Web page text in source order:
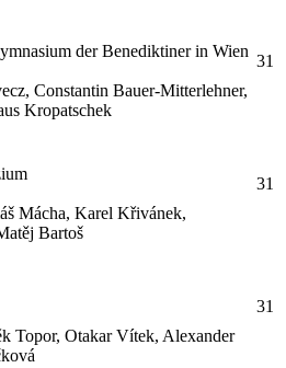
der Benediktiner in Wien
Constantin Bauer-Mitterlehner,
Kropatschek
31
Mácha, Karel Křivánek,
Bartoš
31
Topor, Otakar Vítek, Alexander
31